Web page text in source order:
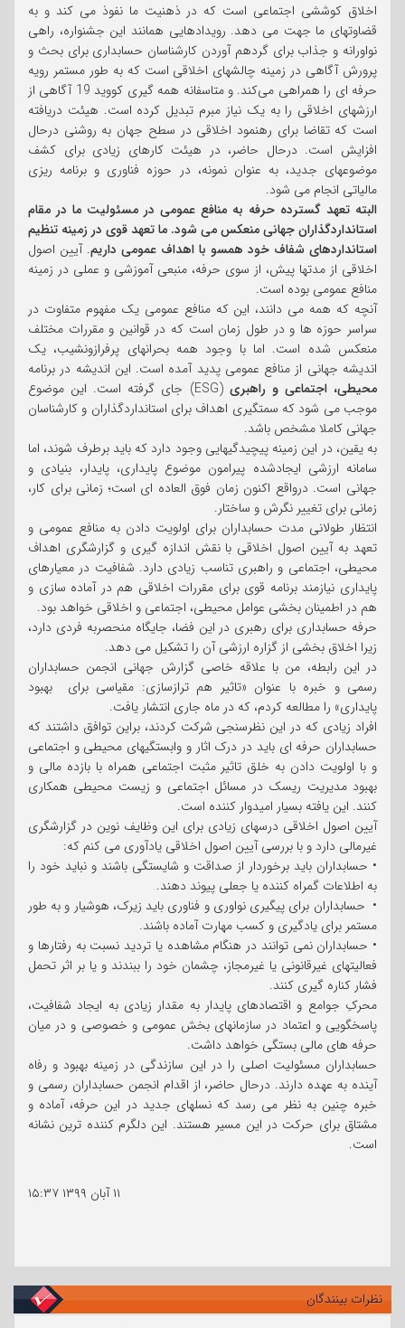
اخلاق کوششی اجتماعی است که در ذهنیت ما نفوذ می کند و به
قضاوتهای ما جهت می دهد. رویدادهایی همانند این جشنواره، راهی
نواورانه و جذاب برای گردهم آوردن کارشناسان حسابداری برای بحث و
پرورش آگاهی در زمینه چالشهای اخلاقی است که به طور مستمر رویه
حرفه ای را همراهی می‌کند. و متاسفانه همه گیری کووید 19 آگاهی از
ارزشهای اخلاقی را به یک نیاز مبرم تبدیل کرده است. هیئت دریافته
است که تقاضا برای رهنمود اخلاقی در سطح جهان به روشنی درحال
افزایش است. درحال حاضر، در هیئت کارهای زیادی برای کشف
موضوعهای جدید، به عنوان نمونه، در حوزه فناوری و برنامه ریزی
مالیاتی انجام می شود.
البته تعهد گسترده حرفه به منافع عمومی در مسئولیت ما در مقام
استانداردگذاران جهانی منعکس می شود. ما تعهد قوی در زمینه تنظیم
استانداردهای شفاف خود همسو با اهداف عمومی داریم. آیین اصول
اخلاقی از مدتها پیش، از سوی حرفه، منبعی آموزشی و عملی در زمینه
منافع عمومی بوده است.
آنچه که همه می دانند، این که منافع عمومی یک مفهوم متفاوت در
سراسر حوزه ها و در طول زمان است که در قوانین و مقررات مختلف
منعکس شده است. اما با وجود همه بحرانهای پرفرازونشیب، یک
اندیشه جهانی از منافع عمومی پدید آمده است. این اندیشه در برنامه
محیطی، اجتماعی و راهبری
(ESG) جای گرفته است. این موضوع
موجب می شود که سمتگیری اهداف برای استانداردگذاران و کارشناسان
جهانی کاملا مشخص باشد.
به یقین، در این زمینه پیچیدگیهایی وجود دارد که باید برطرف شوند، اما
سامانه ارزشی ایجادشده پیرامون موضوع پایداری، پایدار، بنیادی و
جهانی است. درواقع اکنون زمان فوق العاده ای است؛ زمانی برای کار،
زمانی برای تغییر نگرش و ساختار.
انتظار طولانی مدت حسابداران برای اولویت دادن به منافع عمومی و
تعهد به آیین اصول اخلاقی با نقش اندازه گیری و گزارشگری اهداف
محیطی، اجتماعی و راهبری تناسب زیادی دارد. شفافیت در معیارهای
پایداری نیازمند برنامه قوی برای مقررات اخلاقی هم در آماده سازی و
هم در اطمینان بخشی عوامل محیطی، اجتماعی و اخلاقی خواهد بود.
حرفه حسابداری برای رهبری در این فضا، جایگاه منحصربه فردی دارد،
زیرا اخلاق بخشی از گزاره ارزشی آن را تشکیل می دهد.
در این رابطه، من با علاقه خاصی گزارش جهانی انجمن حسابداران
رسمی و خبره با عنوان «تاثیر هم ترازسازی: مقیاسی برای بهبود
پایداری» را مطالعه کردم، که در ماه جاری انتشار یافت.
افراد زیادی که در این نظرسنجی شرکت کردند، براین توافق داشتند که
حسابداران حرفه ای باید در درک اثار و وابستگیهای محیطی و اجتماعی
و با اولویت دادن به خلق تاثیر مثبت اجتماعی همراه با بازده مالی و
بهبود مدیریت ریسک در مسائل اجتماعی و زیست محیطی همکاری
کنند. این یافته بسیار امیدوار کننده است.
آیین اصول اخلاقی درسهای زیادی برای این وظایف نوین در گزارشگری
غیرمالی دارد و با بررسی آیین اصول اخلاقی یادآوری می کنم که:
• حسابداران باید برخوردار از صداقت و شایستگی باشند و نباید خود را
به اطلاعات گمراه کننده یا جعلی پیوند دهند.
• حسابداران برای پیگیری نواوری و فناوری باید زیرک، هوشیار و به طور
مستمر برای یادگیری و کسب مهارت آماده باشند.
• حسابداران نمی توانند در هنگام مشاهده یا تردید نسبت به رفتارها و
فعالیتهای غیرقانونی یا غیرمجاز، چشمان خود را ببندند و یا بر اثر تحمل
فشار کناره گیری کنند.
محرکِ جوامع و اقتصادهای پایدار به مقدار زیادی به ایجاد شفافیت،
پاسخگویی و اعتماد در سازمانهای بخش عمومی و خصوصی و در میان
حرفه های مالی بستگی خواهد داشت.
حسابداران مسئولیت اصلی را در این سازندگی در زمینه بهبود و رفاه
آینده به عهده دارند. درحال حاضر، از اقدام انجمن حسابداران رسمی و
خبره چنین به نظر می رسد که نسلهای جدید در این حرفه، آماده و
مشتاق برای حرکت در این مسیر هستند. این دلگرم کننده ترین نشانه
است.
۱۱ آبان ۱۳۹۹ ۱۵:۳۷
نظرات بینندگان